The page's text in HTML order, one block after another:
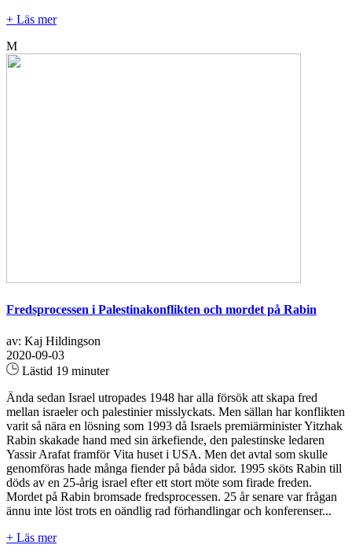
+ Läs mer
M
Fredsprocessen i Palestinakonflikten och mordet på Rabin
av: Kaj Hildingson
2020-09-03
Lästid 19 minuter
Ända sedan Israel utropades 1948 har alla försök att skapa fred
mellan israeler och palestinier misslyckats. Men sällan har konflikten
varit så nära en lösning som 1993 då Israels premiärminister Yitzhak
Rabin skakade hand med sin ärkefiende, den palestinske ledaren
Yassir Arafat framför Vita huset i USA. Men det avtal som skulle
genomföras hade många fiender på båda sidor. 1995 sköts Rabin till
döds av en 25-årig israel efter ett stort möte som firade freden.
Mordet på Rabin bromsade fredsprocessen. 25 år senare var frågan
ännu inte löst trots en oändlig rad förhandlingar och konferenser...
+ Läs mer